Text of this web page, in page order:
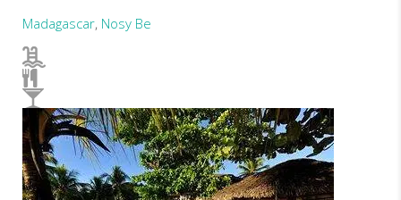
Madagascar, Nosy Be